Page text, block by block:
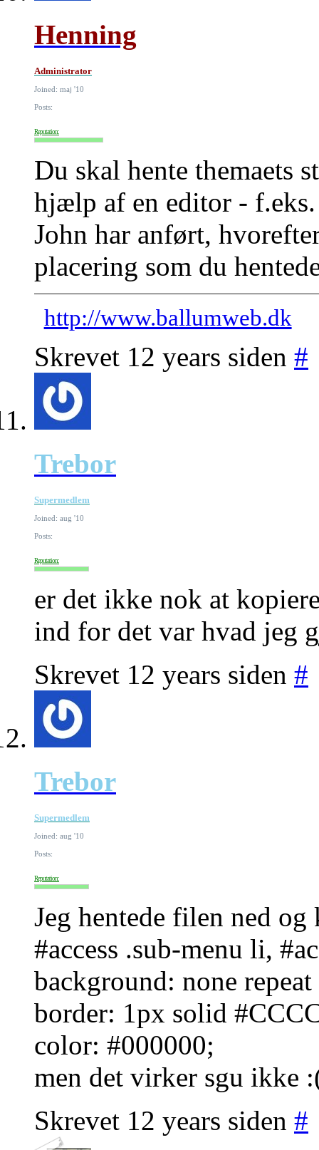
Henning
Administrator
Joined: maj '10
Posts:
Reputation:
Du skal hente themaets
hjælp af en editor -
John har anført,
placering som du
http://www.ballumweb.dk
Skrevet 12 years siden #
Trebor
Supermedlem
Joined: aug '10
Posts:
Reputation:
er det ikke nok at
ind for det var hvad jeg
Skrevet 12 years siden #
Trebor
Supermedlem
Joined: aug '10
Posts:
Reputation:
Jeg hentede filen ned og
#access .sub-menu li,
background: none
border: 1px solid
color: #000000;
men det virker sgu ikke
Skrevet 12 years siden #